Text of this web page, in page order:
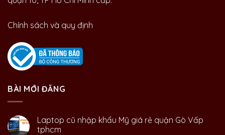
Chính sách và quy định
BÀI MỚI ĐĂNG
Laptop cũ nhập khẩu Mỹ giá rẻ quận Gò Vấp
tphcm